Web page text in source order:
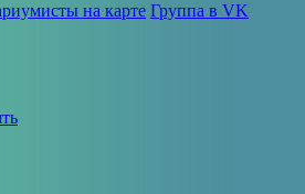
на карте Группа в VK